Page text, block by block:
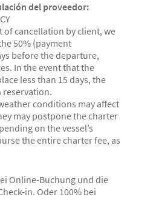
del proveedor:
of cancellation by client, we
50% (payment
before the departure,
In the event that the
less than 15 days, the
reservation.
conditions may affect
may postpone the charter
on the vessel’s
the entire charter fee, as
Online-Buchung und die
in. Oder 100% bei